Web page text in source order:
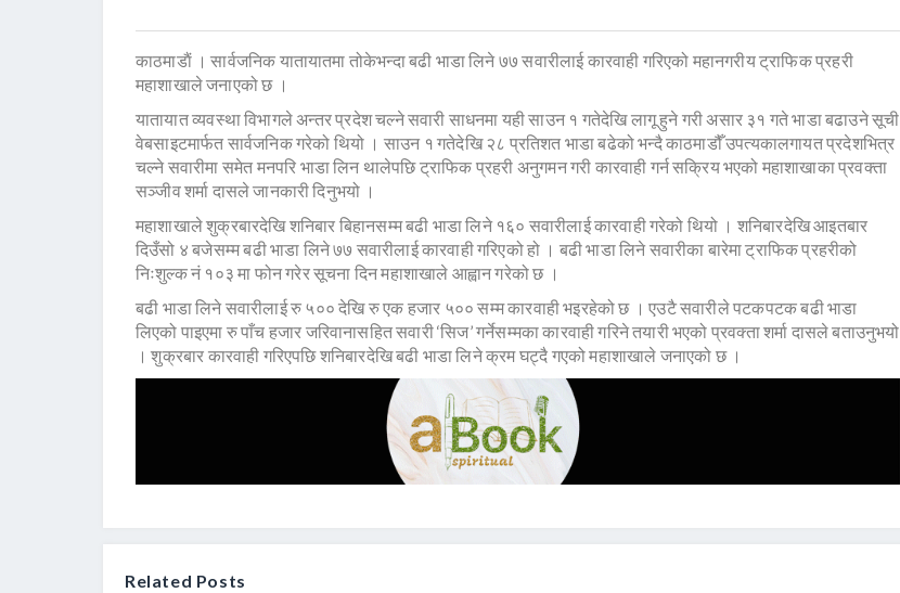
काठमाडाैं । सार्वजनिक यातायातमा तोकेभन्दा बढी भाडा लिने ७७ सवारीलाई कारवाही गरिएको महानगरीय ट्राफिक प्रहरी
महाशाखाले जनाएको छ ।
यातायात व्यवस्था विभागले अन्तर प्रदेश चल्ने सवारी साधनमा यही साउन १ गतेदेखि लागू हुने गरी असार ३१ गते भाडा बढाउने सूची
वेबसाइटमार्फत सार्वजनिक गरेको थियो । साउन १ गतेदेखि २८ प्रतिशत भाडा बढेको भन्दै काठमाडौँ उपत्यकालगायत प्रदेशभित्र
चल्ने सवारीमा समेत मनपरि भाडा लिन थालेपछि ट्राफिक प्रहरी अनुगमन गरी कारवाही गर्न सक्रिय भएको महाशाखाका प्रवक्ता
सञ्जीव शर्मा दासले जानकारी दिनुभयो ।
महाशाखाले शुक्रबारदेखि शनिबार बिहानसम्म बढी भाडा लिने १६० सवारीलाई कारवाही गरेको थियो । शनिबारदेखि आइतबार
दिउँसो ४ बजेसम्म बढी भाडा लिने ७७ सवारीलाई कारवाही गरिएको हो । बढी भाडा लिने सवारीका बारेमा ट्राफिक प्रहरीको
निःशुल्क नं १०३ मा फोन गरेर सूचना दिन महाशाखाले आह्वान गरेको छ ।
बढी भाडा लिने सवारीलाई रु ५०० देखि रु एक हजार ५०० सम्म कारवाही भइरहेको छ । एउटै सवारीले पटकपटक बढी भाडा
लिएको पाइएमा रु पाँच हजार जरिवानासहित सवारी ‘सिज’ गर्नेसम्मका कारवाही गरिने तयारी भएको प्रवक्ता शर्मा दासले बताउनुभयो
। शुक्रबार कारवाही गरिएपछि शनिबारदेखि बढी भाडा लिने क्रम घट्दै गएको महाशाखाले जनाएको छ ।
Related Posts